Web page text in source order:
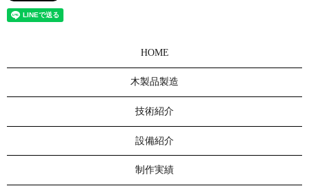
HOME
木製品製造
技術紹介
設備紹介
制作実績